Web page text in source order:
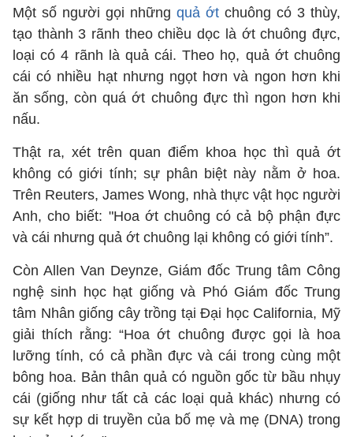
Một số người gọi những quả ớt chuông có 3 thùy,
tạo thành 3 rãnh theo chiều dọc là ớt chuông đực,
loại có 4 rãnh là quả cái. Theo họ, quả ớt chuông
cái có nhiều hạt nhưng ngọt hơn và ngon hơn khi
ăn sống, còn quá ớt chuông đực thì ngon hơn khi
nấu.
Thật ra, xét trên quan điểm khoa học thì quả ớt
không có giới tính; sự phân biệt này nằm ở hoa.
Trên Reuters, James Wong, nhà thực vật học người
Anh, cho biết: "Hoa ớt chuông có cả bộ phận đực
và cái nhưng quả ớt chuông lại không có giới tính”.
Còn Allen Van Deynze, Giám đốc Trung tâm Công
nghệ sinh học hạt giống và Phó Giám đốc Trung
tâm Nhân giống cây trồng tại Đại học California, Mỹ
giải thích rằng: “Hoa ớt chuông được gọi là hoa
lưỡng tính, có cả phần đực và cái trong cùng một
bông hoa. Bản thân quả có nguồn gốc từ bầu nhụy
cái (giống như tất cả các loại quả khác) nhưng có
sự kết hợp di truyền của bố mẹ và mẹ (DNA) trong